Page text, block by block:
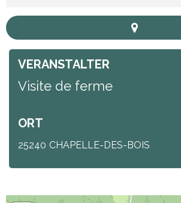
VERANSTALTER
Visite de ferme
ORT
25240 CHAPELLE-DES-BOIS